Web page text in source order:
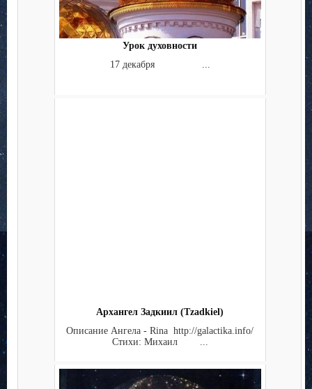
Урок духовности
17 декабря ...
Архангел Задкиил (Tzadkiel)
Описание Ангела - Rina http://galactika.info/
Стихи: Михаил ...